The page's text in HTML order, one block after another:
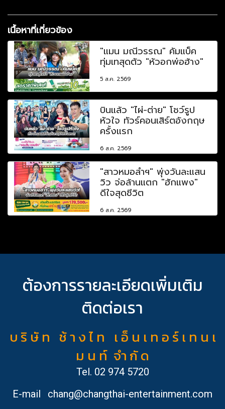
เนื้อหาที่เกี่ยวข้อง
"แมน มณีวรรณ" คัมแบ็ค
ทุ่มเทสุดตัว "หัวอกพ่อฮ้าง"
5 ส.ค. 2569
บินแล้ว "ไผ่-ต่าย" โชว์รูป
หัวใจ ทัวร์คอนเสิร์ตอังกฤษ
ครั้งแรก
6 ส.ค. 2569
"สาวหมอลำฯ" พุ่งวันละแสน
วิว จ่อล้านแตก "ฮักแพง"
ดีใจสุดชีวิต
6 ส.ค. 2569
ต้องการรายละเอียดเพิ่มเติม
ติดต่อเรา
บ ริ ษั ท ช้ า ง ไ ท เ อ็ น เ ท อ ร์ เ ท น เ
ม น ท์ จำ กั ด
Tel. 02 974 5720
E-mail
chang@changthai-entertainment.com